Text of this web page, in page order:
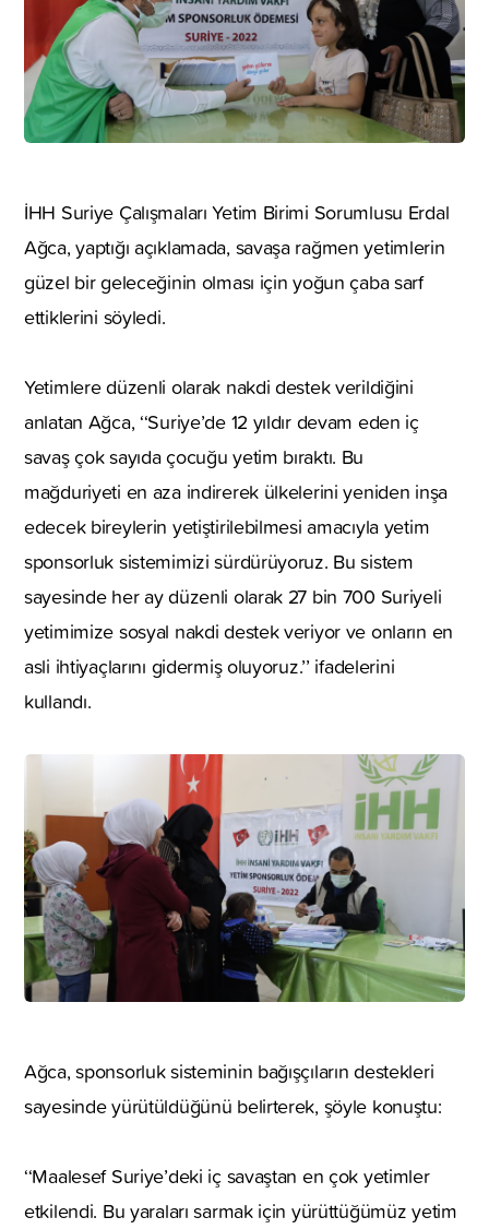
İHH Suriye Çalışmaları Yetim Birimi Sorumlusu Erdal
Ağca, yaptığı açıklamada, savaşa rağmen yetimlerin
güzel bir geleceğinin olması için yoğun çaba sarf
ettiklerini söyledi.
Yetimlere düzenli olarak nakdi destek verildiğini
anlatan Ağca, ‘‘Suriye’de 12 yıldır devam eden iç
savaş çok sayıda çocuğu yetim bıraktı. Bu
mağduriyeti en aza indirerek ülkelerini yeniden inşa
edecek bireylerin yetiştirilebilmesi amacıyla yetim
sponsorluk sistemimizi sürdürüyoruz. Bu sistem
sayesinde her ay düzenli olarak 27 bin 700 Suriyeli
yetimimize sosyal nakdi destek veriyor ve onların en
asli ihtiyaçlarını gidermiş oluyoruz.’’ ifadelerini
kullandı.
Ağca, sponsorluk sisteminin bağışçıların destekleri
sayesinde yürütüldüğünü belirterek, şöyle konuştu:
‘‘Maalesef Suriye’deki iç savaştan en çok yetimler
etkilendi. Bu yaraları sarmak için yürüttüğümüz yetim